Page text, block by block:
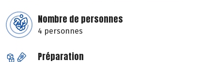
Nombre de personnes
4 personnes
Préparation